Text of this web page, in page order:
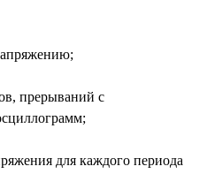
прерываний с
для каждого периода